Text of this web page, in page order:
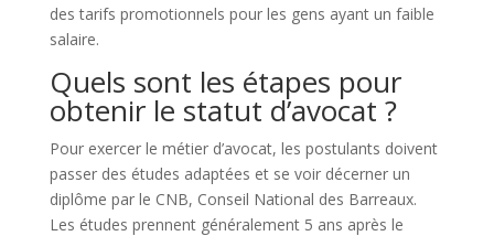
des tarifs promotionnels pour les gens ayant un faible
salaire.
Quels sont les étapes pour
obtenir le statut d’avocat ?
Pour exercer le métier d’avocat, les postulants doivent
passer des études adaptées et se voir décerner un
diplôme par le CNB, Conseil National des Barreaux.
Les études prennent généralement 5 ans après le